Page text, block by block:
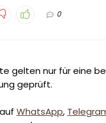
0
gelten nur für eine
geprüft.
WhatsApp,